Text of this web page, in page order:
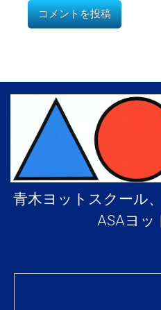
青木ヨットスクール
ASAヨッ